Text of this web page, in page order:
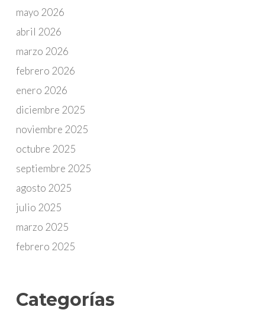
mayo 2026
abril 2026
marzo 2026
febrero 2026
enero 2026
diciembre 2025
noviembre 2025
octubre 2025
septiembre 2025
agosto 2025
julio 2025
marzo 2025
febrero 2025
Categorías